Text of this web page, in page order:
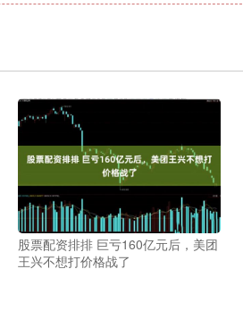
股票配资排排 巨亏160亿元后，美团
王兴不想打价格战了